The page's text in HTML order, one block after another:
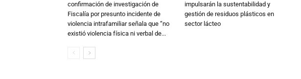
confirmación de investigación de
Fiscalía por presunto incidente de
violencia intrafamiliar señala que “no
existió violencia física ni verbal de...
impulsarán la sustentabilidad y
gestión de residuos plásticos en
sector lácteo